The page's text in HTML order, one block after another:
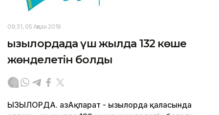
09:31, 05 Ақпан 2019
Қызылордада үш жылда 132 көше
жөнделетін болды
ҚЫЗЫЛОРДА. ҚазАқпарат - Қызылорда қаласында